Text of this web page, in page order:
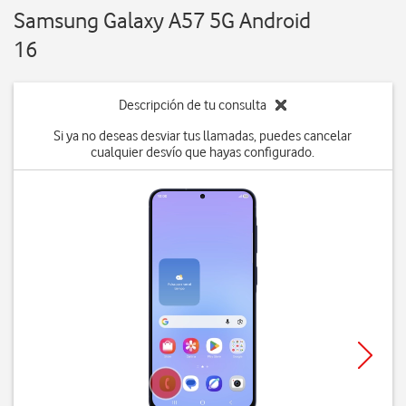
Samsung Galaxy A57 5G Android
16
Descripción de tu consulta
Si ya no deseas desviar tus llamadas, puedes cancelar
cualquier desvío que hayas configurado.